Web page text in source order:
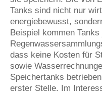
Tanks sind nicht nur
energiebewusst,
Beispiel kommen
dass keine Kosten für
sowie
Speichertanks
erster Stelle. Im